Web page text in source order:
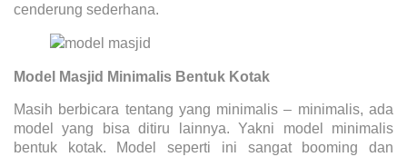
cenderung sederhana.
Model Masjid Minimalis Bentuk Kotak
Masih berbicara tentang yang minimalis – minimalis, ada
model yang bisa ditiru lainnya. Yakni model minimalis
bentuk kotak. Model seperti ini sangat booming dan